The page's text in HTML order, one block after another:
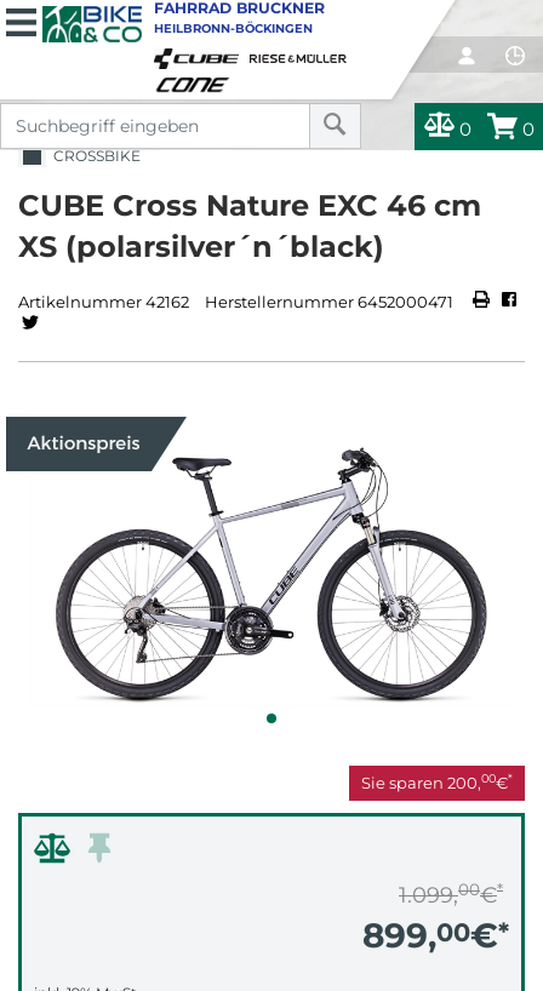
0 0
FAHRRAD BRUCKNER
HEILBRONN-BÖCKINGEN
CROSSBIKE
CUBE Cross Nature EXC 46 cm
XS (polarsilver´n´black)
Artikelnummer 42162 Herstellernummer 6452000471
Sie sparen 200,00€*
1.099,00€*
899,00€*